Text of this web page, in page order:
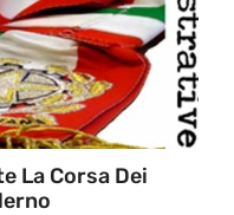
La Corsa Dei